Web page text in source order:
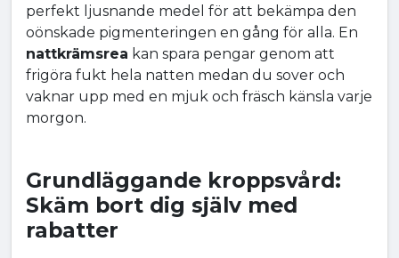
perfekt ljusnande medel för att bekämpa den
oönskade pigmenteringen en gång för alla. En
nattkrämsrea kan spara pengar genom att
frigöra fukt hela natten medan du sover och
vaknar upp med en mjuk och fräsch känsla varje
morgon.
Grundläggande kroppsvård:
Skäm bort dig själv med
rabatter